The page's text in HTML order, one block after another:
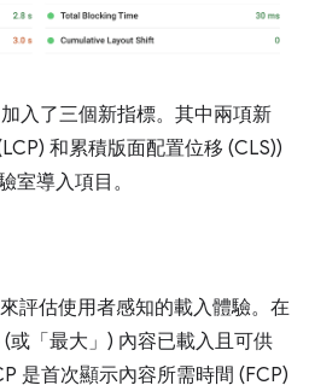
入了三個新指標。其中兩項新
和累積版面配置位移 (CLS))
室導入項目。
評估使用者感知的載入體驗。在
或「最大」) 內容已載入且可供
是首次顯示內容所需時間 (FCP)